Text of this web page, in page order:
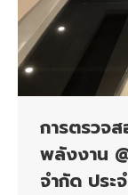
การตรวจ
พลังงาน
จำกัด ประ